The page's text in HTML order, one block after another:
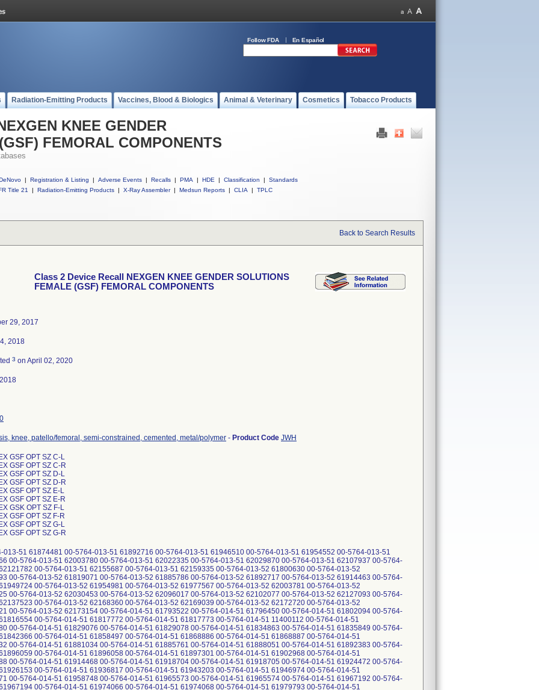
Follow FDA En Español
Radiation-Emitting Products Vaccines, Blood & Biologics Animal & Veterinary Cosmetics Tobacco Products
KNEE GENDER
FEMORAL COMPONENTS
| Registration & Listing | Adverse Events | Recalls | PMA | HDE | Classification |
Standards
Title 21
| Radiation-Emitting Products | X-Ray Assembler | Medsun Reports | CLIA | TPLC
Back to Search Results
Class 2 Device Recall NEXGEN KNEE GENDER SOLUTIONS
FEMALE (GSF) FEMORAL COMPONENTS
29, 2017
2018
3 on April 02, 2020
knee, patello/femoral, semi-constrained, cemented, metal/polymer - Product Code JWH
GSF OPT SZ C-L
GSF OPT SZ C-R
GSF OPT SZ D-L
GSF OPT SZ D-R
GSF OPT SZ E-L
GSF OPT SZ E-R
GSK OPT SZ F-L
GSF OPT SZ F-R
GSF OPT SZ G-L
GSF OPT SZ G-R
013-52 62168360 00-5764-013-52 62169039 00-5764-013-52 62172720 00-5764-013-52 62172721 00-5764-013-52 62173154 00-5764-014-51 61793522 00-5764-014-51 61796450 00-5764-014-51 61802094 00-5764-014-51 61816554 00-5764-014-51 61817772 00-5764-014-51 61817773 00-5764-014-51 11400112 00-5764-014-51 61787880 00-5764-014-51 61829076 00-5764-014-51 61829078 00-5764-014-51 61834863 00-5764-014-51 61835849 00-5764-014-51 61842366 00-5764-014-51 61858497 00-5764-014-51 61868886 00-5764-014-51 61868887 00-5764-014-51 61881032 00-5764-014-51 61881034 00-5764-014-51 61885761 00-5764-014-51 61888051 00-5764-014-51 61892383 00-5764-014-51 61896059 00-5764-014-51 61896058 00-5764-014-51 61897301 00-5764-014-51 61902968 00-5764-014-51 61910188 00-5764-014-51 61914468 00-5764-014-51 61918704 00-5764-014-51 61918705 00-5764-014-51 61924472 00-5764-014-51 61926153 00-5764-014-51 61936817 00-5764-014-51 61943203 00-5764-014-51 61946974 00-5764-014-51 61958271 00-5764-014-51 61958748 00-5764-014-51 61965573 00-5764-014-51 61965574 00-5764-014-51 61967192 00-5764-014-51 61967194 00-5764-014-51 61974066 00-5764-014-51 61974068 00-5764-014-51 61979793 00-5764-014-51 61984251 00-5764-014-51 61986228 00-5764-014-51 61985016 00-5764-014-51 61986231 00-5764-014-51 62017272 00-5764-014-51 62023806 00-5764-014-51 62023333 00-5764-014-51 62030266 00-5764-014-51 62029858 00-5764-014-51 62030268 00-5764-014-51 62030269 00-5764-014-51 62030578 00-5764-014-51 62038009 00-5764-014-51 62038007 00-5764-014-51 62038008 00-5764-014-51 62039076 00-5764-014-51 62049410 00-5764-014-51 62049412 00-5764-014-51 62071907 00-5764-014-51 62076334 00-5764-014-51 62084449 00-5764-014-51 62085549 00-5764-014-51 62096020 00-5764-014-51 62096024 00-5764-014-51 62100483 00-5764-014-51 62100482 00-5764-014-51 62101706 00-5764-014-51 62106707 00-5764-014-51 62107956 00-5764-014-51 62110811 00-5764-014-51 62119558 00-5764-014-51 62119557 00-5764-014-51 62120493 00-5764-014-51 62131261 00-5764-014-51 62132092 00-5764-014-51 62143628 00-5764-014-51 62151117 00-5764-014-51 62151121 00-5764-014-51 62151252 00-5764-014-51 62152410 00-5764-014-51 62152412 00-5764-014-51 62162780 00-5764-014-51 62169040 00-5764-014-51 62169058 00-5764-014-51 62169061 00-5764-014-51 62169059 00-5764-014-51 62169060 00-5764-014-51 62170082 00-5764-014-51 62170076 00-5764-014-51 62170079 00-5764-014-51 62170080 00-5764-014-51 62173155 00-5764-014-51 62173156 00-5764-014-51 62173167 00-5764-014-51 62173168 00-5764-014-51 62173194 00-5764-014-51 62173193 00-5764-014-52 61796361 00-5764-014-52 61804253 00-5764-014-52 61803334 00-5764-014-52 61809580 00-5764-014-52 61816405 00-5764-014-52 61819068 00-5764-014-52 61821435 00-5764-014-52 61822979 00-5764-014-52 61832458 00-5764-014-52 61833619 00-5764-014-52 61837343 00-5764-014-52 61837344 00-5764-014-52 61842369 00-5764-014-52 61854802 00-5764-014-52 61859250 00-5764-014-52 61868889 00-5764-014-52 61868890 00-5764-014-52 61869869 00-5764-014-52 61874487 00-5764-014-52 61881657 00-5764-014-52 61881659 00-5764-014-52 61881660 00-5764-014-52 61892387 00-5764-014-52 61893247 00-5764-014-52 61894545 00-5764-014-52 61899648 00-5764-014-52 61901228 00-5764-014-52 61902966 00-5764-014-52 61907467 00-5764-014-52 61915329 00-5764-014-52 61921477 00-5764-014-52 61926156 00-5764-014-52 61932311 00-5764-014-52 61946459 00-5764-014-52 61956807 00-5764-014-52 61956808 00-5764-014-52 61958269 00-5764-014-52 61965505 00-5764-014-52 61964453 00-5764-014-52 61972316 00-5764-014-52 61972317 00-5764-014-52 61972754 00-5764-014-52 61976340 00-5764-014-52 61976342 00-5764-014-52 61980592 00-5764-014-52 61984199 00-5764-014-52 61992067 00-5764-014-52 61992069 00-5764-014-52 62018156 00-5764-014-52 62023807 00-5764-014-52 62019511 00-5764-014-52 62026104 00-5764-014-52 62024586 00-5764-014-52 62030580 00-5764-014-52 62032079 00-5764-014-52 62039173 00-5764-014-52 62039171 00-5764-014-52 62040748 00-5764-014-52 62046929 00-5764-014-52 62047537 00-5764-014-52 62048449 00-5764-014-52 62063766 00-5764-014-52 62064493 00-5764-014-52 62069351 00-5764-014-52 62077281 00-5764-014-52 62077309 00-5764-014-52 62085550 00-5764-014-52 62085552 00-5764-014-52 62098784 00-5764-014-52 62098834 00-5764-014-52 62099264 00-5764-014-52 62099786 00-5764-014-52 62102049 00-5764-014-52 62107957 00-5764-014-52 62107995 00-5764-014-52 62107999 00-5764-014-52 62114385 00-5764-014-52 62115960 00-5764-014-52 62116005 00-5764-014-52 62121784 00-5764-014-52 62132886 00-5764-014-52 62132887 00-5764-014-52 62133207 00-5764-014-52 62133209 00-5764-014-52 62146949 00-5764-014-52 62154048 00-5764-014-52 62160342 00-5764-014-52 62160892 00-5764-014-52 62165941 00-5764-014-52 62170952 00-5764-014-52 62170953 00-5764-014-52 62170397 00-5764-014-52 62170951 00-5764-014-52 62171097 00-5764-014-52 62171098 00-5764-014-52 62171099 00-5764-014-52 62171584 00-5764-014-52 62170948 00-5764-014-52 62171096 00-5764-014-52 62174422 00-5764-015-51 61779535 00-5764-015-51 61793548 00-5764-015-51 61778270 00-5764-015-51 61793550 00-5764-015-51 61780342 00-5764-015-51 61817771 00-5764-015-51 61819065 00-5764-015-51 61779538 00-5764-015-51 61780343 00-5764-015-51 61780344 00-5764-015-51 61819067 00-5764-015-51 61821147 00-5764-015-51 61827947 00-5764-015-51 61827948 00-5764-015-51 61827949 00-5764-015-51 61829861 00-5764-015-51 61829859 00-5764-015-51 61837319 00-5764-015-51 61839696 00-5764-015-51 61839697 00-5764-015-51 61819232 00-5764-015-51 61839701 00-5764-015-51 61846271 00-5764-015-51 61846295 00-5764-015-51 11400127 00-5764-015-51 61855939 00-5764-015-51 61856755 00-5764-015-51 11400159 00-5764-015-51 61866732 00-5764-015-51 61866733 00-5764-015-51 61872345 00-5764-015-51 61876931 00-5764-015-51 61880113 00-5764-015-51 61880112 00-5764-015-51 61881692 00-5764-015-51 61883280 00-5764-015-51 61883281 00-5764-015-51 61883283 00-5764-015-51 61884198 00-5764-015-51 61885186 00-5764-015-51 61885185 00-5764-015-51 61902963 00-5764-015-51 61902964 00-5764-015-51 61904203 00-5764-015-51 61906073 00-5764-015-51 61908309 00-5764-015-51 61916101 00-5764-015-51 61915325 00-5764-015-51 61915327 00-5764-015-51 61915328 00-5764-015-51 61918735 00-5764-015-51 61924478 00-5764-015-51 61926148 00-5764-015-51 61933846 00-5764-015-51 61933818 00-5764-015-51 61949719 00-5764-015-51 61950809 00-5764-015-51 61952891 00-5764-015-51 61953109 00-5764-015-51 61958030 00-5764-015-51 61958031 00-5764-015-51 61958327 00-5764-015-51 61958329 00-5764-015-51 61963907 00-5764-015-51 61963908 00-5764-015-51 61964178 00-5764-015-51 61971181 00-5764-015-51 61971133 00-5764-015-51 61972194 00-5764-015-51 61972190 00-5764-015-51 11400326 00-5764-015-51 61978305 00-5764-015-51 61978545 00-5764-015-51 61984216 00-5764-015-51 61985033 00-5764-015-51 61986426 00-5764-015-51 61986732 00-5764-015-51 61986425 00-5764-015-51 61986731 00-5764-015-51 61990932 00-5764-015-51 62014088 00-5764-015-51 62013572 00-5764-015-51 62015860 00-5764-015-51 62015863 00-5764-015-51 62023803 00-5764-015-51 62023804 00-5764-015-51 62024965 00-5764-015-51 62026103 00-5764-015-51 62026945 00-5764-015-51 62030613 00-5764-015-51 62030641 00-5764-015-51 62039186 00-5764-015-51 62039946 00-5764-015-51 62040768 00-5764-015-51 62044625 00-5764-015-51 62050091 00-5764-015-51 62051206 00-5764-015-51 62051061 00-5764-015-51 62051207 00-5764-015-51 62052132 00-5764-015-51 62064405 00-5764-015-51 62068557 00-5764-015-51 62072217 00-5764-015-51 62073121 00-5764-015-51 62080805 00-5764-015-51 62084279 00-5764-015-51 62084447 00-5764-015-51 62092535 00-5764-015-51 62096018 00-5764-015-51 62096629 00-5764-015-51 62099061 00-5764-015-51 62099278 00-5764-015-51 62099947 00-5764-015-51 62099950 00-5764-015-51 11006800 00-5764-015-51 62103221 00-5764-015-51 62109175 00-5764-015-51 62107993 00-5764-015-51 62107994 00-5764-015-51 62114466 00-5764-015-51 62117288 00-5764-015-51 62117289 00-5764-015-51 62121804 00-5764-015-51 62122578 00-5764-015-51 62127094 00-5764-015-51 62128369 00-5764-015-51 62127493 00-5764-015-51 62128382 00-5764-015-51 62132116 00-5764-015-51 62132118 00-5764-015-51 62132869 00-5764-015-51 62146907 00-5764-015-51 62146914 00-5764-015-51 62152632 00-5764-015-51 62152649 00-5764-015-51 62162211 00-5764-015-51 62160897 00-5764-015-51 62169025 00-5764-015-51 62169026 00-5764-015-51 62169027 00-5764-015-51 62169028 00-5764-015-51 62169064 00-5764-015-51 62169065 00-5764-015-51 62170094 00-5764-015-51 62170097 00-5764-015-51 62170102 00-5764-015-51 62170104 00-5764-015-51 62170402 00-5764-015-51 62170403 00-5764-015-51 62170404 00-5764-015-51 62171080 00-5764-015-51 62173192 00-5764-015-51 62174388 00-5764-015-51 62174389 00-5764-015-51 62174418 00-5764-015-51 62174419 00-5764-015-51 62174420 00-5764-015-52 61794729 00-5764-015-52 61794731 00-5764-015-52 61785877 00-5764-015-52 61785878 00-5764-015-52 61806293 00-5764-015-52 61806294 00-5764-015-52 61780360 00-5764-015-52 61782061 00-5764-015-52 61780358 00-5764-015-52 61780359 00-5764-015-52 61781294 00-5764-015-52 61814773 00-5764-015-52 61782059 00-5764-015-52 61817767 00-5764-015-52 61817768 00-5764-015-52 61780357 00-5764-015-52 61782058 00-5764-015-52 61782060 00-5764-015-52 61820658 00-5764-015-52 61820669 00-5764-015-52 61820732 00-5764-015-52 61821146 00-5764-015-52 61822977 00-5764-015-52 61824793 00-5764-015-52 61832298 00-5764-015-52 61832299 00-5764-015-52 6